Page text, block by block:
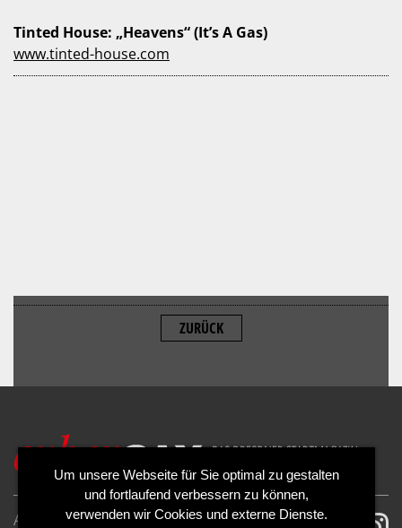
Tinted House: „Heavens“ (It’s A Gas)
www.tinted-house.com
ZURÜCK
AGB Impressum
Um unsere Webseite für Sie optimal zu gestalten
und fortlaufend verbessern zu können,
verwenden wir Cookies und externe Dienste.